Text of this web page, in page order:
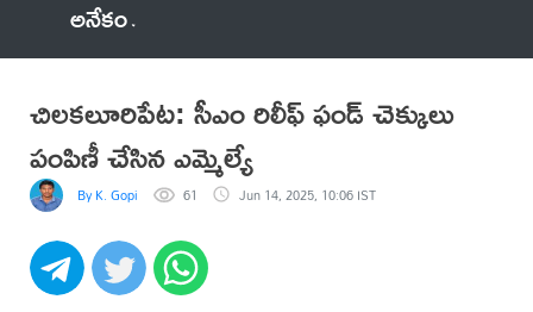
అనేకం
చిలకలూరిపేట: సీఎం రిలీఫ్ ఫండ్ చెక్కులు
పంపిణీ చేసిన ఎమ్మెల్యే
By K. Gopi 61 Jun 14, 2025, 10:06 IST